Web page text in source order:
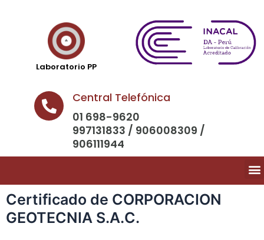
Laboratorio PP
Central Telefónica
01 698-9620
997131833 / 906008309 /
906111944
Certificado de CORPORACION
GEOTECNIA S.A.C.